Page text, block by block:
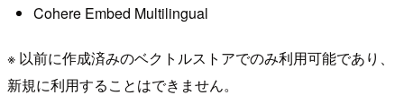
Cohere Embed Multilingual
※ 以前に作成済みのベクトルストアでのみ利用可能であり、
新規に利用することはできません。